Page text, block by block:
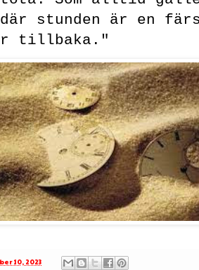
stunden är en
tillbaka."
10, 2023